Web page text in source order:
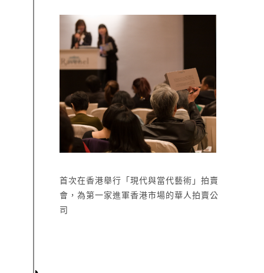
首次在香港舉行「現代與當代藝術」拍賣
會，為第一家進軍香港市場的華人拍賣公
司